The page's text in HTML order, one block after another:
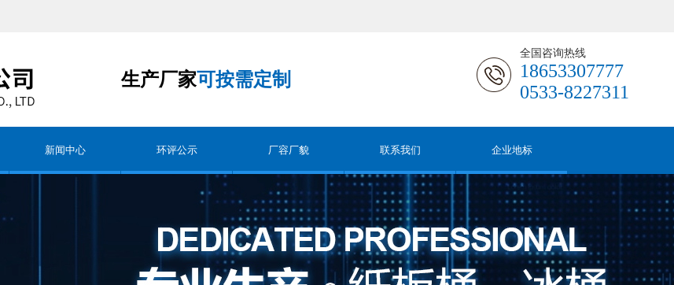
生产厂家可按需定制
全国咨询热线
18653307777
0533-8227311
新闻中心 环评公示 厂容厂貌 联系我们 企业地标